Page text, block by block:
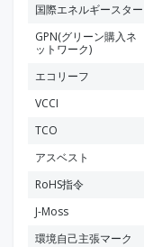
国際エネルギースター
GPN(グリーン購入ネ
ットワーク)
エコリーフ
VCCI
TCO
アスベスト
RoHS指令
J-Moss
環境自己主張マーク